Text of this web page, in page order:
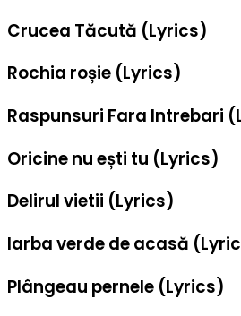
Crucea Tăcută (Lyrics)
Rochia roșie (Lyrics)
Raspunsuri Fara Intrebari
Oricine nu ești tu (Lyrics)
Delirul vietii (Lyrics)
Iarba verde de acasă
Plângeau pernele (Lyrics)